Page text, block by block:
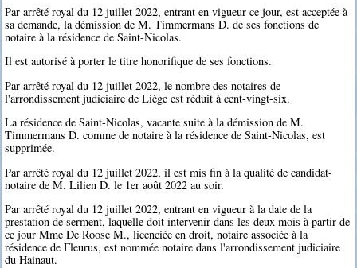
Par arrêté royal du 12 juillet 2022, entrant en vigueur ce jour, est acceptée à
sa demande, la démission de M. Timmermans D. de ses fonctions de
notaire à la résidence de Saint-Nicolas.
Il est autorisé à porter le titre honorifique de ses fonctions.
Par arrêté royal du 12 juillet 2022, le nombre des notaires de
l'arrondissement judiciaire de Liège est réduit à cent-vingt-six.
La résidence de Saint-Nicolas, vacante suite à la démission de M.
Timmermans D. comme de notaire à la résidence de Saint-Nicolas, est
supprimée.
Par arrêté royal du 12 juillet 2022, il est mis fin à la qualité de candidat-
notaire de M. Lilien D. le 1er août 2022 au soir.
Par arrêté royal du 12 juillet 2022, entrant en vigueur à la date de la
prestation de serment, laquelle doit intervenir dans les deux mois à partir de
ce jour Mme De Roose M., licenciée en droit, notaire associée à la
résidence de Fleurus, est nommée notaire dans l'arrondissement judiciaire
du Hainaut.